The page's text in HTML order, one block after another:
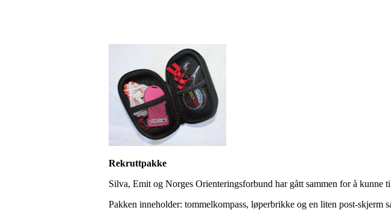
Rekruttpakke
Silva, Emit og Norges Orienteringsforbund har gått sammen for å
Pakken inneholder: tommelkompass, løperbrikke og en liten post-skjerm